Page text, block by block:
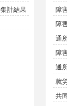
計結果
障
障
通
障
通
就
共